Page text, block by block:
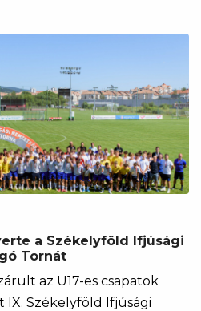
a Székelyföld Ifjúsági
Tornát
az U17-es csapatok
Székelyföld Ifjúsági